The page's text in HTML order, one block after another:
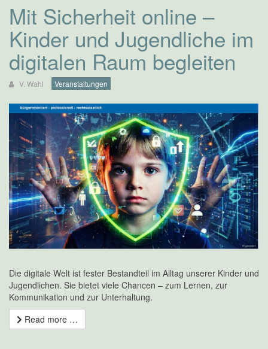
Mit Sicherheit online –
Kinder und Jugendliche im
digitalen Raum begleiten
V. Wahl Veranstaltungen
Die digitale Welt ist fester Bestandteil im Alltag unserer Kinder und
Jugendlichen. Sie bietet viele Chancen – zum Lernen, zur
Kommunikation und zur Unterhaltung.
Read more …